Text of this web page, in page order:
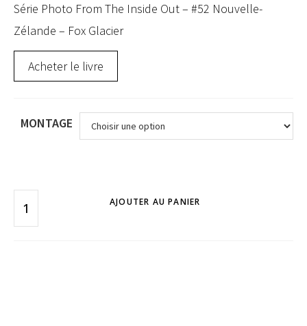
Série Photo From The Inside Out – #52 Nouvelle-
Zélande – Fox Glacier
Acheter le livre
MONTAGE
AJOUTER AU PANIER